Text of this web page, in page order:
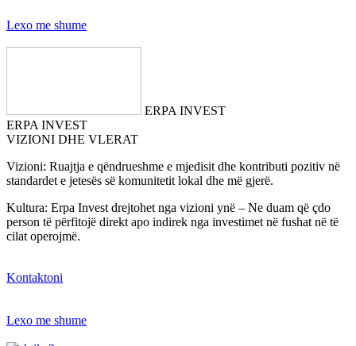
Lexo me shume
ERPA INVEST
ERPA INVEST
VIZIONI DHE VLERAT
Vizioni: Ruajtja e qëndrueshme e mjedisit dhe kontributi pozitiv në
standardet e jetesës së komunitetit lokal dhe më gjerë.
Kultura: Erpa Invest drejtohet nga vizioni ynë – Ne duam që çdo
person të përfitojë direkt apo indirek nga investimet në fushat në të
cilat operojmë.
Kontaktoni
Lexo me shume